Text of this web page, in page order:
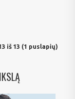
iš 13 (1 puslapių)